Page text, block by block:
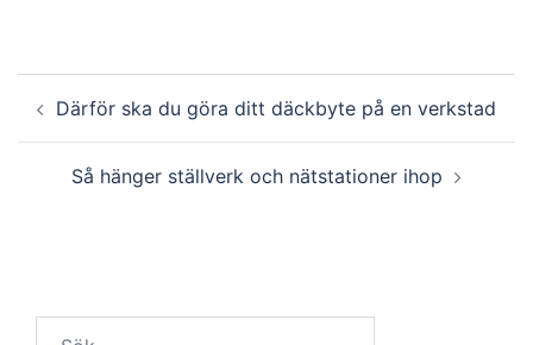
Därför ska du göra ditt däckbyte på en verkstad
Så hänger ställverk och nätstationer ihop